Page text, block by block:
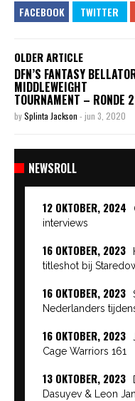
OLDER ARTICLE
DFN’S FANTASY
MIDDLEWEIGHT
TOURNAMENT – RONDE 2
bySplinta Jackson - jun 3, 2020
NEWSROLL
12 OKTOBER, 2024
interviews
16 OKTOBER, 2023
titleshot bij
16 OKTOBER, 2023
Nederlanders
16 OKTOBER, 2023
Cage Warriors 161
13 OKTOBER, 2023
Dasuyev & Leon